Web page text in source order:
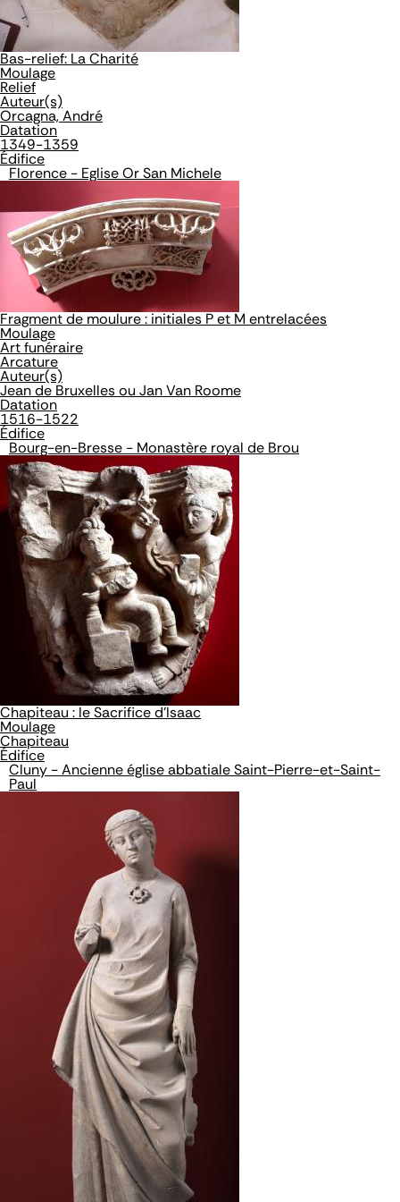
Bas-relief: La Charité
Moulage
Relief
Auteur(s)
Orcagna, André
Datation
1349-1359
Édifice
Florence - Eglise Or San Michele
Fragment de moulure : initiales P et M entrelacées
Moulage
Art funéraire
Arcature
Auteur(s)
Jean de Bruxelles ou Jan Van Roome
Datation
1516-1522
Édifice
Bourg-en-Bresse - Monastère royal de Brou
Chapiteau : le Sacrifice d'Isaac
Moulage
Chapiteau
Édifice
Cluny - Ancienne église abbatiale Saint-Pierre-et-Saint-
Paul